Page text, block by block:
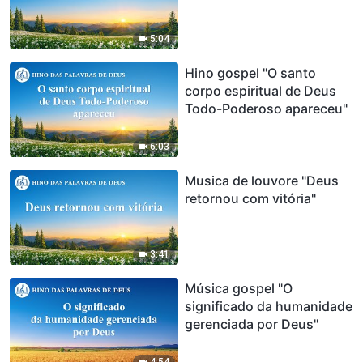
5:04
6:03
Hino gospel "O santo
corpo espiritual de Deus
Todo-Poderoso apareceu"
3:41
Musica de louvore "Deus
retornou com vitória"
Música gospel "O
significado da humanidade
gerenciada por Deus"